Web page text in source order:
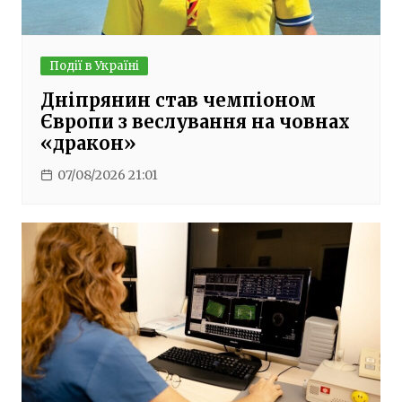
Події в Україні
Дніпрянин став чемпіоном
Європи з веслування на човнах
«дракон»
07/08/2026 21:01